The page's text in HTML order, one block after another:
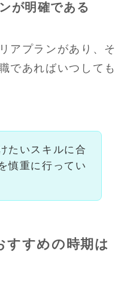
が明確である
アプランがあり、そ
であればいつしても
たいスキルに合
慎重に行ってい
すすめの時期は